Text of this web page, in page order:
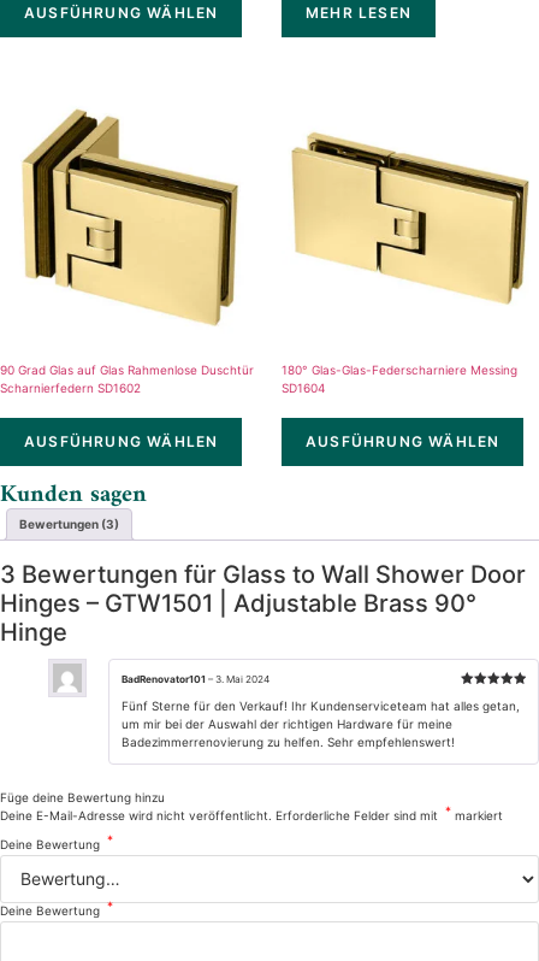
AUSFÜHRUNG WÄHLEN MEHR LESEN
90 Grad Glas auf Glas Rahmenlose Duschtür
Scharnierfedern SD1602
AUSFÜHRUNG WÄHLEN
180° Glas-Glas-Federscharniere Messing
SD1604
AUSFÜHRUNG WÄHLEN
Kunden sagen
Bewertungen (3)
3 Bewertungen für Glass to Wall Shower Door
Hinges – GTW1501 | Adjustable Brass 90°
Hinge
5von 5
BadRenovator101 – 3. Mai 2024
Fünf Sterne für den Verkauf! Ihr Kundenserviceteam hat alles getan,
um mir bei der Auswahl der richtigen Hardware für meine
Badezimmerrenovierung zu helfen. Sehr empfehlenswert!
Füge deine Bewertung hinzu
Deine E-Mail-Adresse wird nicht veröffentlicht. Erforderliche Felder sind mit * markiert
Deine Bewertung *
Deine Bewertung *